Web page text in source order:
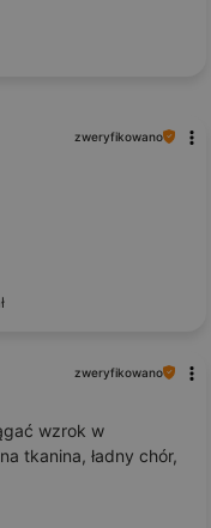
zweryfikowano
zweryfikowano
wzrok w
tkanina, ładny chór,